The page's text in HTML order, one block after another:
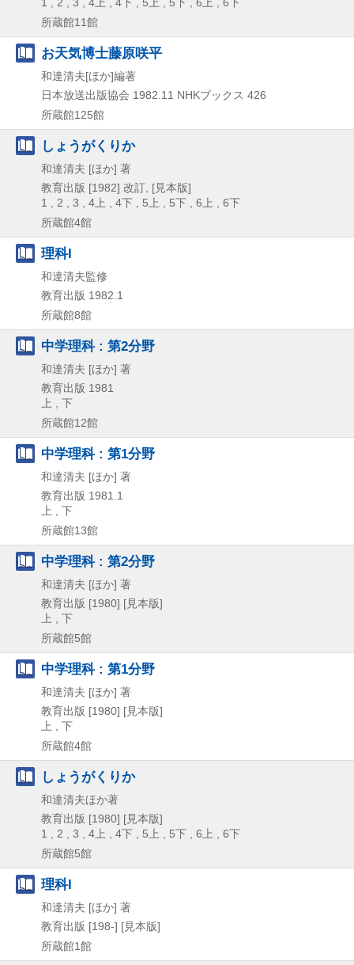
所蔵館11館
お天気博士藤原咲平
和達清夫[ほか]編著
日本放送出版協会 1982.11 NHKブックス 426
所蔵館125館
しょうがくりか
和達清夫 [ほか] 著
教育出版 [1982] 改訂, [見本版]
1 , 2 , 3 , 4上 , 4下 , 5上 , 5下 , 6上 , 6下
所蔵館4館
理科I
和達清夫監修
教育出版 1982.1
所蔵館8館
中学理科 : 第2分野
和達清夫 [ほか] 著
教育出版 1981
上 , 下
所蔵館12館
中学理科 : 第1分野
和達清夫 [ほか] 著
教育出版 1981.1
上 , 下
所蔵館13館
中学理科 : 第2分野
和達清夫 [ほか] 著
教育出版 [1980] [見本版]
上 , 下
所蔵館5館
中学理科 : 第1分野
和達清夫 [ほか] 著
教育出版 [1980] [見本版]
上 , 下
所蔵館4館
しょうがくりか
和達清夫ほか著
教育出版 [1980] [見本版]
1 , 2 , 3 , 4上 , 4下 , 5上 , 5下 , 6上 , 6下
所蔵館5館
理科I
和達清夫 [ほか] 著
教育出版 [198-] [見本版]
所蔵館1館